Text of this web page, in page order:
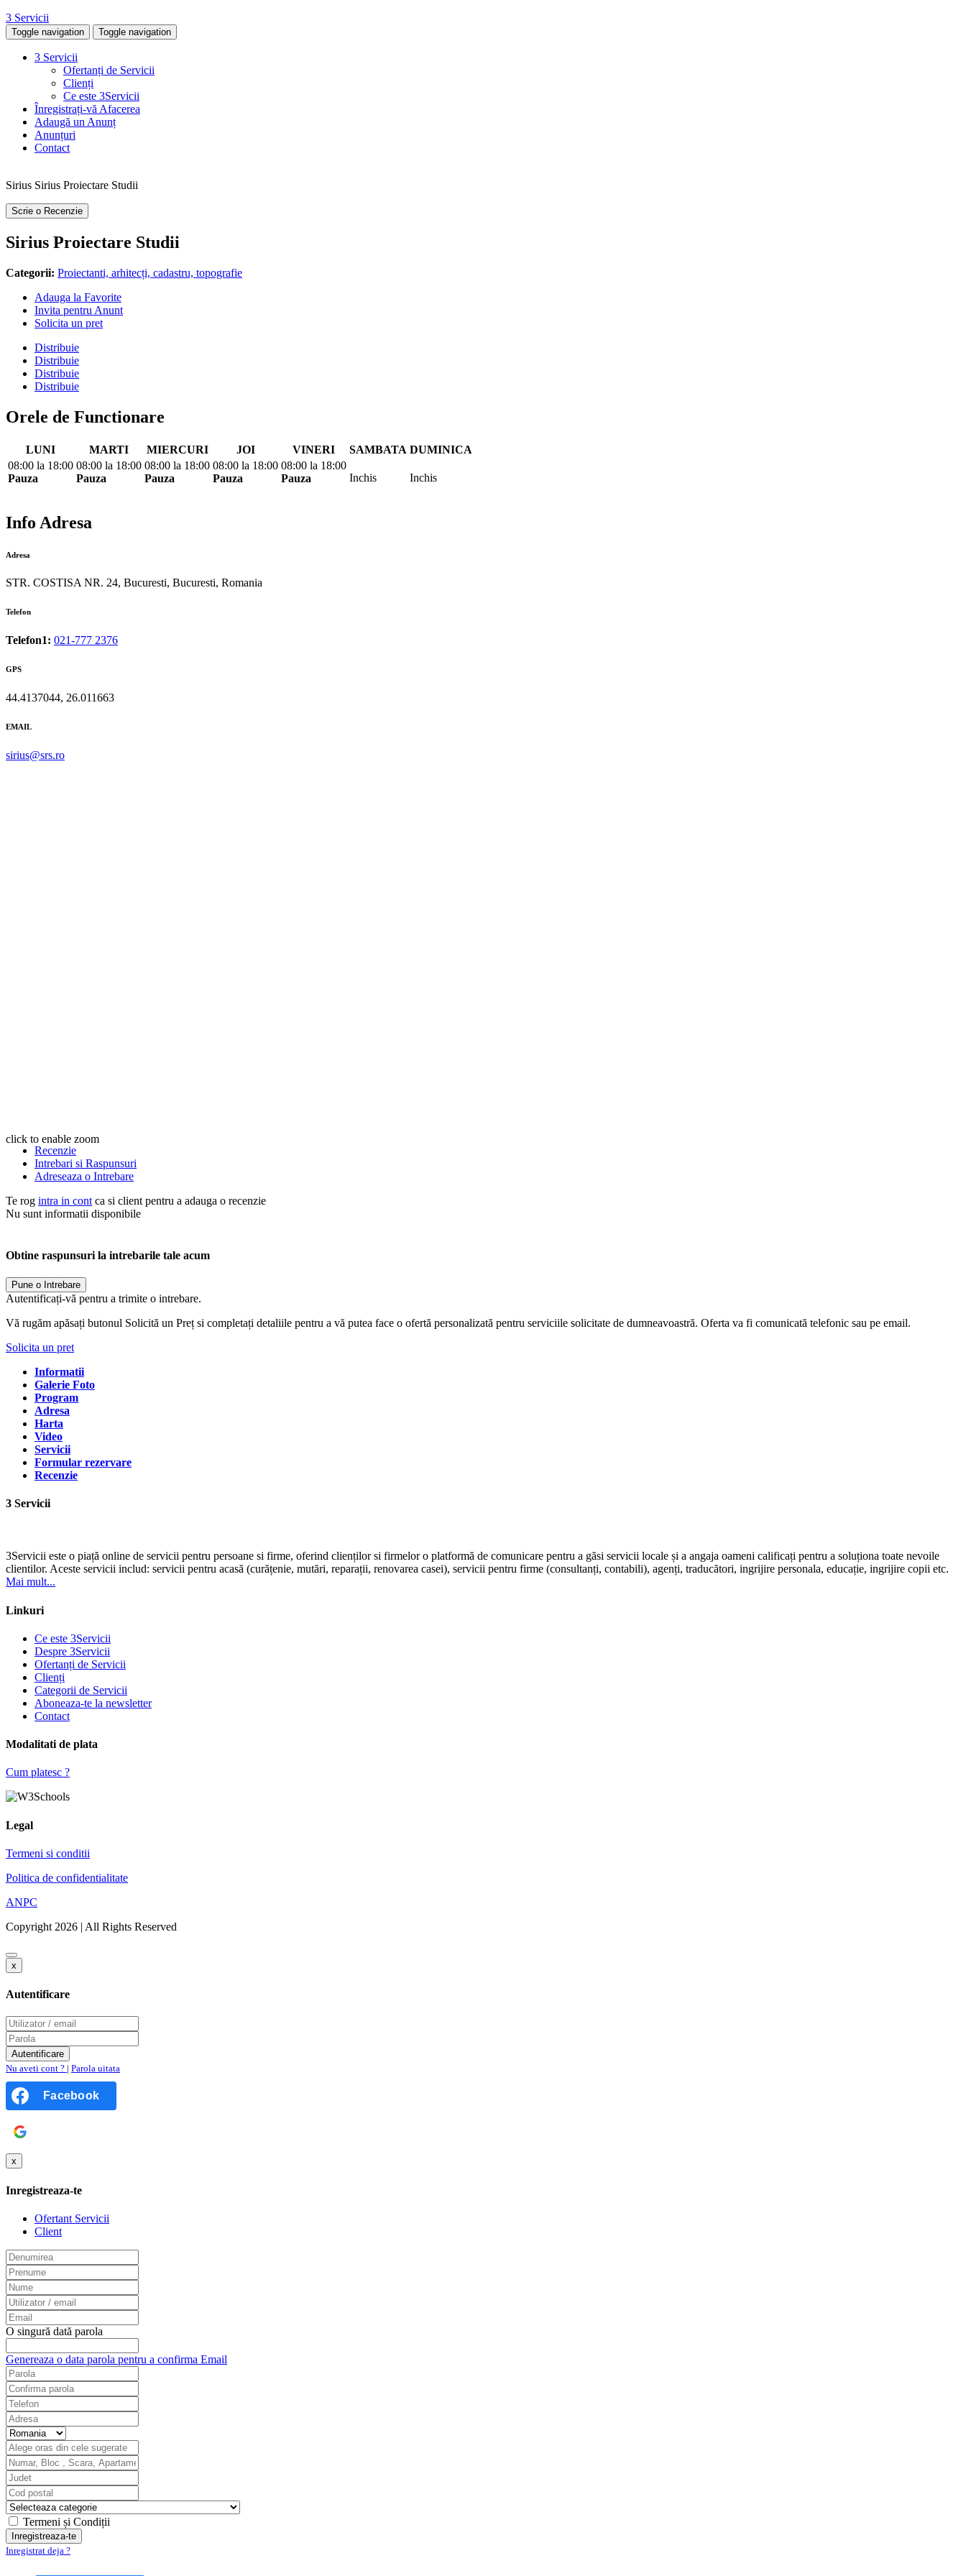
3 Servicii
Toggle navigation Toggle navigation
3 Servicii
Ofertanți de Servicii
Clienți
Ce este 3Servicii
Înregistrați-vă Afacerea
Adaugă un Anunț
Anunțuri
Contact
Sirius Sirius Proiectare Studii
Scrie o Recenzie
Sirius Proiectare Studii
Categorii: Proiectanti, arhitecți, cadastru, topografie
Adauga la Favorite
Invita pentru Anunt
Solicita un pret
Distribuie
Distribuie
Distribuie
Distribuie
Orele de Functionare
LUNI MARTI MIERCURI JOI VINERI SAMBATA DUMINICA
08:00 la 18:00
Pauza
08:00 la 18:00
Pauza
08:00 la 18:00
Pauza
08:00 la 18:00
Pauza
08:00 la 18:00
Pauza
Inchis Inchis
Info Adresa
Adresa
STR. COSTISA NR. 24, Bucuresti, Bucuresti, Romania
Telefon
Telefon1: 021-777 2376
GPS
44.4137044, 26.011663
EMAIL
sirius@srs.ro
click to enable zoom
Recenzie
Intrebari si Raspunsuri
Adreseaza o Intrebare
Te rog intra in cont ca si client pentru a adauga o recenzie
Nu sunt informatii disponibile
Obtine raspunsuri la intrebarile tale acum
Pune o Intrebare
Autentificați-vă pentru a trimite o intrebare.
Vă rugăm apăsați butonul Solicită un Preț si completați detaliile pentru a vă putea face o ofertă personalizată pentru serviciile solicitate de dumneavoastră. Oferta va fi comunicată telefonic sau pe email.
Solicita un pret
Informatii
Galerie Foto
Program
Adresa
Harta
Video
Servicii
Formular rezervare
Recenzie
3 Servicii
3Servicii este o piață online de servicii pentru persoane si firme, oferind clienților si firmelor o platformă de comunicare pentru a găsi servicii locale și a angaja oameni calificați pentru a soluționa toate nevoile
clientilor. Aceste servicii includ: servicii pentru acasă (curățenie, mutări, reparații, renovarea casei), servicii pentru firme (consultanți, contabili), agenți, traducători, ingrijire personala, educație, ingrijire copii etc.
Mai mult...
Linkuri
Ce este 3Servicii
Despre 3Servicii
Ofertanți de Servicii
Clienți
Categorii de Servicii
Aboneaza-te la newsletter
Contact
Modalitati de plata
Cum platesc ?
Legal
Termeni si conditii
Politica de confidentialitate
ANPC
Copyright 2026 | All Rights Reserved
x
Autentificare
Nu aveti cont ? | Parola uitata
Facebook
x
Inregistreaza-te
Ofertant Servicii
Client
O singură dată parola
Genereaza o data parola pentru a confirma Email
Termeni și Condiții
Inregistrat deja ?